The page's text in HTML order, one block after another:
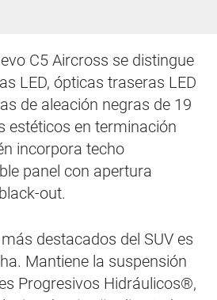
C5 Aircross se distingue
LED, ópticas traseras LED
de aleación negras de 19
estéticos en terminación
incorpora techo
panel con apertura
out.
destacados del SUV es
Mantiene la suspensión
Progresivos Hidráulicos®,